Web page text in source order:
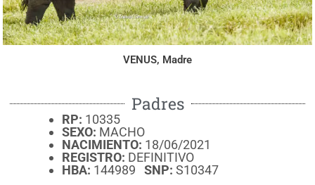
VENUS, Madre
Padres
RP: 10335
SEXO: MACHO
NACIMIENTO: 18/06/2021
REGISTRO: DEFINITIVO
HBA: 144989 SNP: S10347